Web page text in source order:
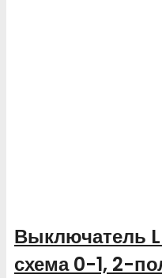
Выключатель
схема 0-1, 2-